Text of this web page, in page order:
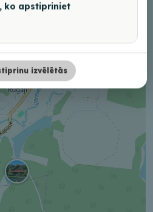
ko apstipriniet
izvēlētās